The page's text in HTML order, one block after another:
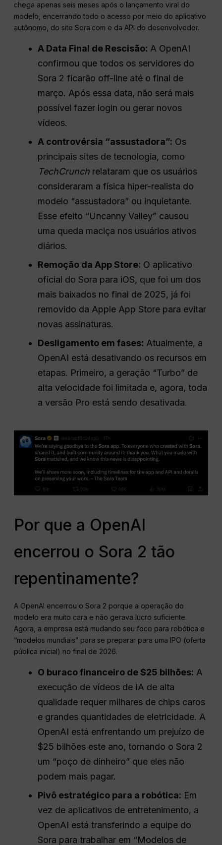
chega apenas seis meses após o lançamento viral do
modelo, encerrando todo o acesso por meio do aplicativo
autônomo, do site Sora.com e da API do desenvolvedor.
A Data Final de Rescisão: A OpenAI
confirmou que todos os servidores do
Sora 2 ficarão off-line até o final de
março. Após essa data, não será mais
possível fazer login ou gerar novos
vídeos.
A controvérsia “assustadora”: Os
principais sites de tecnologia, como
TechCrunch relataram que os usuários
consideraram a física hiper-realista do
modelo “assustadora” ou inquietante.
Esse efeito “Uncanny Valley” causou
uma queda maciça nos usuários ativos
diários.
Remoção da App Store: O aplicativo
oficial do Sora para iOS, que foi um dos
mais baixados no final de 2025, já foi
removido da Apple App Store para evitar
novas assinaturas.
Desligamento em fases: Atualmente, a
OpenAI está desativando os recursos em
etapas. Primeiro, a geração “Turbo” de
alta velocidade foi limitada e, agora, toda
a versão Pro está sendo desativada.
Por que a OpenAI
encerrou o Sora 2 tão
repentinamente?
A OpenAI encerrou o Sora 2 porque a operação do
modelo era muito cara e não gerava lucro suficiente.
Agora, a empresa está mudando seu foco para robótica e
“modelos mundiais” para se preparar para uma IPO (oferta
pública inicial) no final de 2026.
O buraco financeiro de $25 bilhões: A
execução de vídeos de IA de alta
qualidade requer milhares de chips caros
e grandes quantidades de eletricidade. A
OpenAI está enfrentando um prejuízo de
$25 bilhões este ano, tornando o Sora 2
um “poço de dinheiro” que eles não
podem mais pagar.
Pivô estratégico para a robótica: Em
vez de aplicativos de entretenimento, a
OpenAI está transferindo a equipe do
Sora para trabalhar em “Modelos de